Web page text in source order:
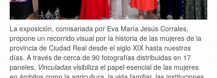
La exposición, comisariada por Eva María Jesús Corrales,
propone un recorrido visual por la historia de las mujeres de la
provincia de Ciudad Real desde el siglo XIX hasta nuestros
días. A través de cerca de 90 fotografías distribuidas en 17
paneles, Vinculadas visibiliza el papel esencial de las mujeres